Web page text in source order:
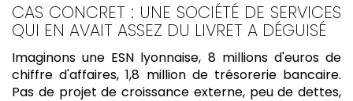
CAS CONCRET : UNE SOCIÉTÉ DE SERVICES
QUI EN AVAIT ASSEZ DU LIVRET A DÉGUISÉ
Imaginons une ESN lyonnaise, 8 millions d'euros de
chiffre d'affaires, 1,8 million de trésorerie bancaire.
Pas de projet de croissance externe, peu de dettes,